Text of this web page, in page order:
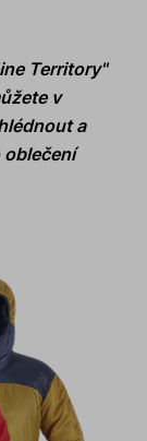
Territory"
v
a